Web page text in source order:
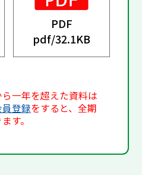
PDF
pdf/32.1KB
一年を超えた資料は
登録をすると、全期
す。